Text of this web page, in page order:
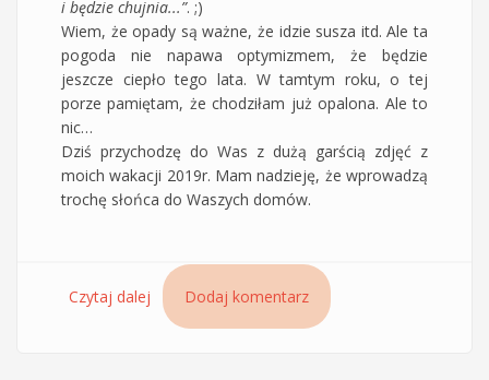
i będzie chujnia...”. ;)
Wiem, że opady są ważne, że idzie susza itd. Ale ta
pogoda nie napawa optymizmem, że będzie
jeszcze ciepło tego lata. W tamtym roku, o tej
porze pamiętam, że chodziłam już opalona. Ale to
nic…
Dziś przychodzę do Was z dużą garścią zdjęć z
moich wakacji 2019r. Mam nadzieję, że wprowadzą
trochę słońca do Waszych domów.
Czytaj dalej wpis Kosmetyki z awokado uprawianego na
Krecie Avocado Lappa plus bonus zdjęcia z
Dodaj komentarz